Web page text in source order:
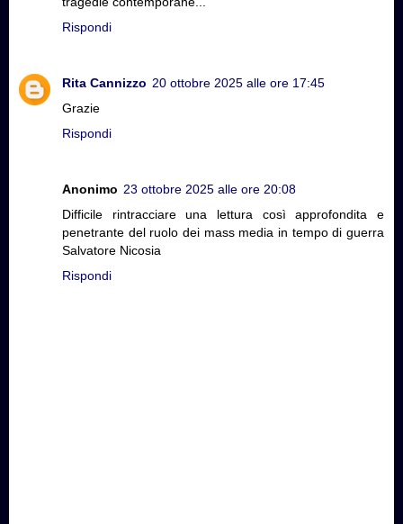
Rispondi
Rita Cannizzo 20 ottobre 2025 alle ore 17:45
Grazie
Rispondi
Anonimo 23 ottobre 2025 alle ore 20:08
Difficile rintracciare una lettura così approfondita e
penetrante del ruolo dei mass media in tempo di guerra
Salvatore Nicosia
Rispondi